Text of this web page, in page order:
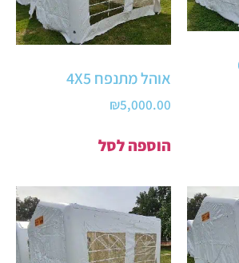
אוהל מתנפח 4X5
₪5,000.00
הוספה לסל